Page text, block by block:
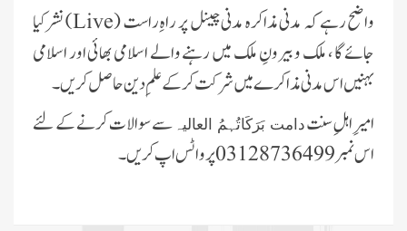
واضح رہے کہ مدنی مذاکرہ مدنی چینل پر راہِ راست (Live) نشر کیا
جائے گا ، ملک و بیرونِ ملک میں رہنے والے اسلامی بھائی اور اسلامی
بہنیں اس مدنی مذاکرے میں شرکت کرکے علمِ دین حاصل کریں۔
امیرِ اہلِ سنتدامت بَرَکَاتُہمُ العالیہ سے سوالات کرنے کے لئے
اس نمبر03128736499پر واٹس اپ کریں۔